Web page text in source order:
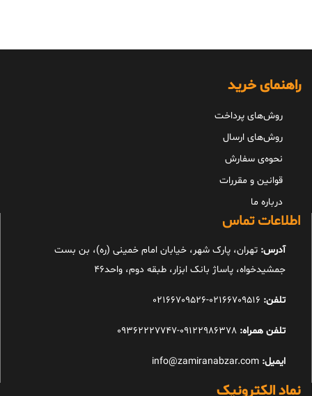
راهنمای خرید
روش‌های پرداخت
روش‌های ارسال
نحوه‌ی سفارش
قوانین و مقررات
درباره ما
اطلاعات تماس
آدرس: تهران، پارک شهر، خیابان امام خمینی (ره)، بن بست
جمشیدخواه، پاساژ بانک ابزار، طبقه دوم، واحد46
تلفن:
تلفن همراه: 09122986378-09362227747
ایمیل:
نماد الکترونیک